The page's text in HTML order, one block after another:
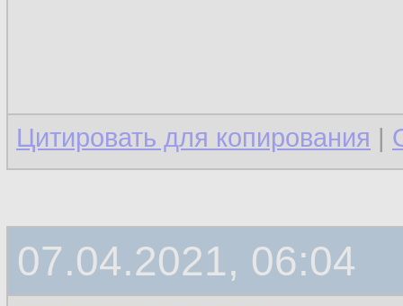
Цитировать для копирования |
07.04.2021, 06:04